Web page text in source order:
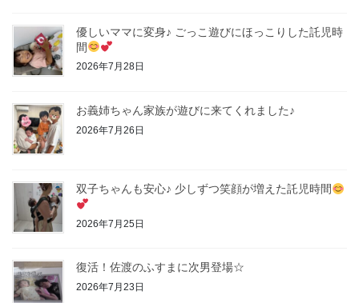
優しいママに変身♪ ごっこ遊びにほっこりした託児時
間
2026年7月28日
お義姉ちゃん家族が遊びに来てくれました♪
2026年7月26日
双子ちゃんも安心♪ 少しずつ笑顔が増えた託児時間
2026年7月25日
復活！佐渡のふすまに次男登場☆
2026年7月23日